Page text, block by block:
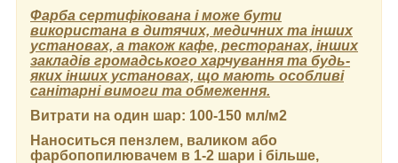
Фарба сертифікована і може бути
використана в дитячих, медичних та інших
установах, а також кафе, ресторанах, інших
закладів громадського харчування та будь-
яких інших установах, що мають особливі
санітарні вимоги та обмеження.
Витрати на один шар: 100-150 мл/м2
Наноситься пензлем, валиком або
фарбопопилювачем в 1-2 шари і більше,